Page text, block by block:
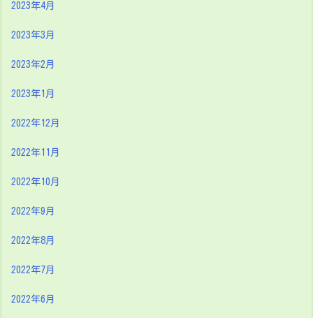
2023年4月
2023年3月
2023年2月
2023年1月
2022年12月
2022年11月
2022年10月
2022年9月
2022年8月
2022年7月
2022年6月